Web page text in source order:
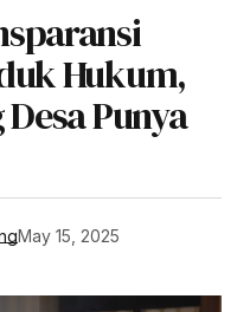
Hukum,
Punya
May 15, 2025